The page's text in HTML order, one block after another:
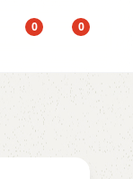
0 0